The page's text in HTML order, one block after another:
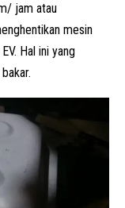
jam atau
mesin
Hal ini yang